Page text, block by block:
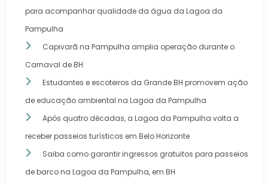
para acompanhar qualidade da água da Lagoa da
Pampulha
Capivarã na Pampulha amplia operação durante o
Carnaval de BH
Estudantes e escoteiros da Grande BH promovem ação
de educação ambiental na Lagoa da Pampulha
Após quatro décadas, a Lagoa da Pampulha volta a
receber passeios turísticos em Belo Horizonte
Saiba como garantir ingressos gratuitos para passeios
de barco na Lagoa da Pampulha, em BH